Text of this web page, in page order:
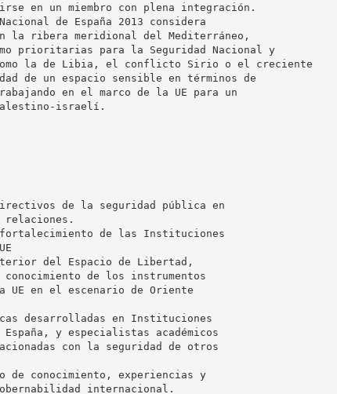
en un miembro con plena integración.
de España 2013 considera
la ribera meridional del Mediterráneo,
prioritarias para la Seguridad Nacional y
la de Libia, el conflicto Sirio o el creciente
de un espacio sensible en términos de
en el marco de la UE para un
israelí.
de la seguridad pública en
relaciones.
de las Instituciones
del Espacio de Libertad,
de los instrumentos
UE en el escenario de Oriente
desarrolladas en Instituciones
y especialistas académicos
con la seguridad de otros
de conocimiento, experiencias y
internacional.